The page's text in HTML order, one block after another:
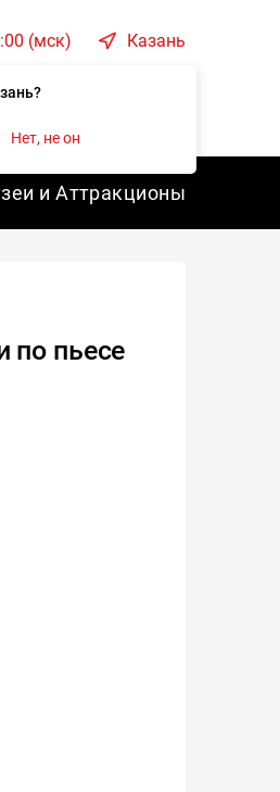
(мск) Казань
Нет, не он
и Аттракционы
пьесе